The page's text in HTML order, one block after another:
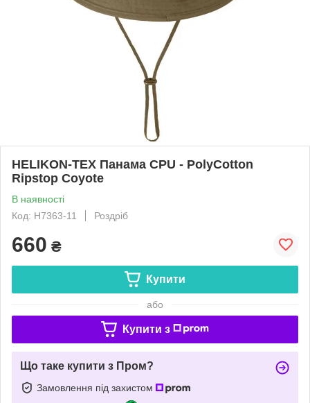
HELIKON-TEX Панама CPU - PolyCotton
Ripstop Coyote
В наявності
Код: H7363-11
Роздріб
660 ₴
Купити
або
Купити з
Що таке купити з Пром?
Замовлення під захистом